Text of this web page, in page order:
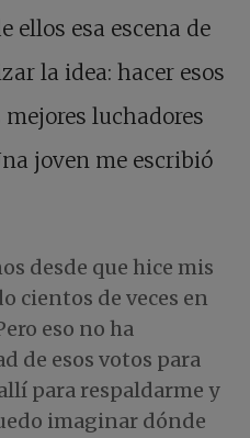
ellos esa escena de
la idea: hacer esos
luchadores
joven me escribió
desde que hice mis
cientos de veces en
eso no ha
de esos votos para
para respaldarme y
imaginar dónde